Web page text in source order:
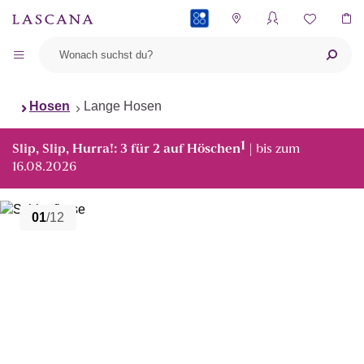
Hosen Lange Hosen
Slip, Slip, Hurra!: 3 für 2 auf Höschen1 | bis zum
16.08.2026
01/12